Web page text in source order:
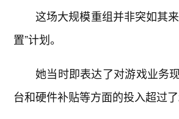
这场大规模重组并非突如其
置”计划。
她当时即表达了对游戏业务
台和硬件补贴等方面的投入超过